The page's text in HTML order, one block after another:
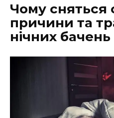
Чому сняться
причини та
нічних бачень